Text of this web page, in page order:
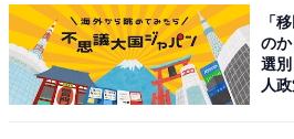
「
の
選
人